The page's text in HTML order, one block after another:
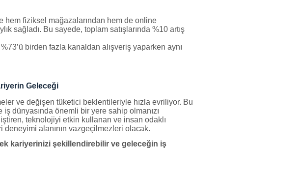
hem fiziksel mağazalarından hem de online
sağladı. Bu sayede, toplam satışlarında %10 artış
birden fazla kanaldan alışveriş yaparken aynı
Geleceği
ve değişen tüketici beklentileriyle hızla evriliyor. Bu
dünyasında önemli bir yere sahip olmanızı
teknolojiyi etkin kullanan ve insan odaklı
alanının vazgeçilmezleri olacak.
kariyerinizi şekillendirebilir ve geleceğin iş